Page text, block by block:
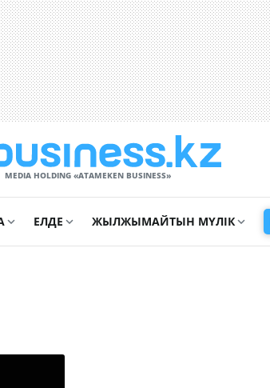
MEDIA HOLDING «ATAMEKЕN BUSINESS»
ЕЛДЕ ЖЫЛЖЫМАЙТЫН МҮЛІК